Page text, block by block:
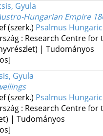
Gyula
Hungarian Empire
(szerk.) Psalmus
: Research Centre for
| Tudományos
Gyula
(szerk.) Psalmus
: Research Centre for
| Tudományos